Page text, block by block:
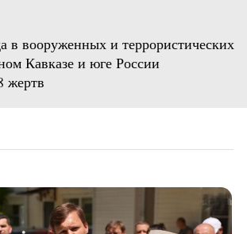
в вооруженных и террористических
Кавказе и юге России
жертв